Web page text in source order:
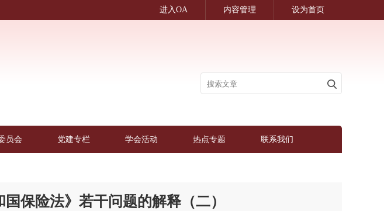
进入OA 内容管理 设为首页
员会 党建专栏 学会活动 热点专题 联系我们
保险法》若干问题的解释（二）